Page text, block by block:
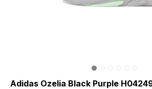
Adidas Ozelia Black Purple